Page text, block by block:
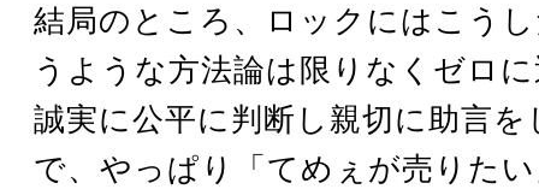
結局のところ、ロックにはこう
うような方法論は限りなくゼロ
誠実に公平に判断し親切に助言
で、やっぱり「てめぇが売りた